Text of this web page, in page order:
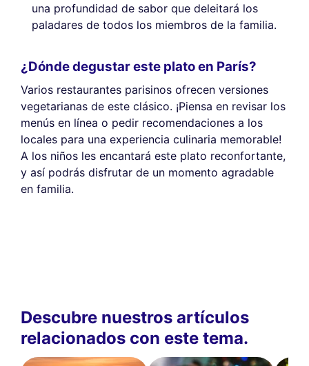
una profundidad de sabor que deleitará los
paladares de todos los miembros de la familia.
¿Dónde degustar este plato en París?
Varios restaurantes parisinos ofrecen versiones
vegetarianas de este clásico. ¡Piensa en revisar los
menús en línea o pedir recomendaciones a los
locales para una experiencia culinaria memorable!
A los niños les encantará este plato reconfortante,
y así podrás disfrutar de un momento agradable
en familia.
Descubre nuestros artículos
relacionados con este tema.